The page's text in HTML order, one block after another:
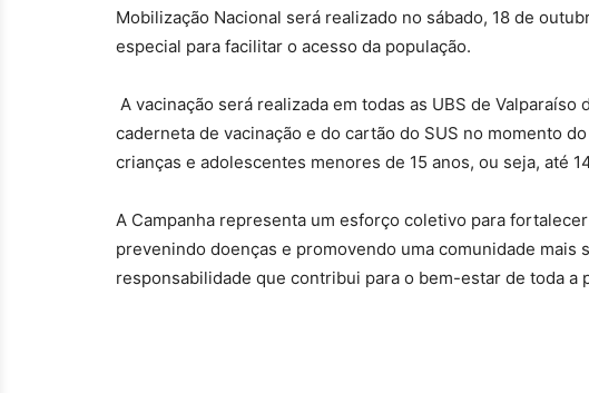
Mobilização Nacional será realizado no sábado, 18 de
especial para facilitar o acesso da população.
A vacinação será realizada em todas as UBS de
caderneta de vacinação e do cartão do SUS no momento
crianças e adolescentes menores de 15 anos, ou seja, até
A Campanha representa um esforço coletivo para
prevenindo doenças e promovendo uma comunidade mais
responsabilidade que contribui para o bem-estar de toda a